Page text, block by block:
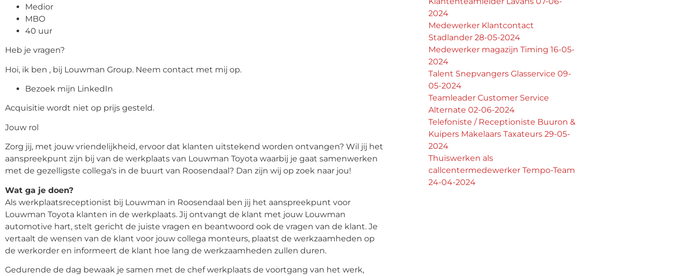
Medior
MBO
40 uur
Heb je vragen?
Hoi, ik ben , bij Louwman Group. Neem contact met mij op.
Bezoek mijn LinkedIn
Acquisitie wordt niet op prijs gesteld.
Jouw rol
Zorg jij, met jouw vriendelijkheid, ervoor dat klanten uitstekend worden ontvangen? Wil jij het
aanspreekpunt zijn bij van de werkplaats van Louwman Toyota waarbij je gaat samenwerken
met de gezelligste collega's in de buurt van Roosendaal? Dan zijn wij op zoek naar jou!
Wat ga je doen?
Als werkplaatsreceptionist bij Louwman in Roosendaal ben jij het aanspreekpunt voor
Louwman Toyota klanten in de werkplaats. Jij ontvangt de klant met jouw Louwman
automotive hart, stelt gericht de juiste vragen en beantwoord ook de vragen van de klant. Je
vertaalt de wensen van de klant voor jouw collega monteurs, plaatst de werkzaamheden op
de werkorder en informeert de klant hoe lang de werkzaamheden zullen duren.
Gedurende de dag bewaak je samen met de chef werkplaats de voortgang van het werk,
2024
Medewerker Klantcontact
Stadlander 28-05-2024
Medewerker magazijn Timing 16-05-
2024
Talent Snepvangers Glasservice 09-
05-2024
Teamleader Customer Service
Alternate 02-06-2024
Telefoniste / Receptioniste Buuron &
Kuipers Makelaars Taxateurs 29-05-
2024
Thuiswerken als
callcentermedewerker Tempo-Team
24-04-2024